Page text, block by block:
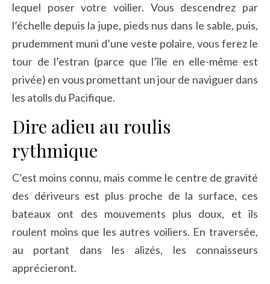
lequel poser votre voilier. Vous descendrez par
l’échelle depuis la jupe, pieds nus dans le sable, puis,
prudemment muni d’une veste polaire, vous ferez le
tour de l’estran (parce que l’île en elle-même est
privée) en vous promettant un jour de naviguer dans
les atolls du Pacifique.
Dire adieu au roulis
rythmique
C’est moins connu, mais comme le centre de gravité
des dériveurs est plus proche de la surface, ces
bateaux ont des mouvements plus doux, et ils
roulent moins que les autres voiliers. En traversée,
au portant dans les alizés, les connaisseurs
apprécieront.